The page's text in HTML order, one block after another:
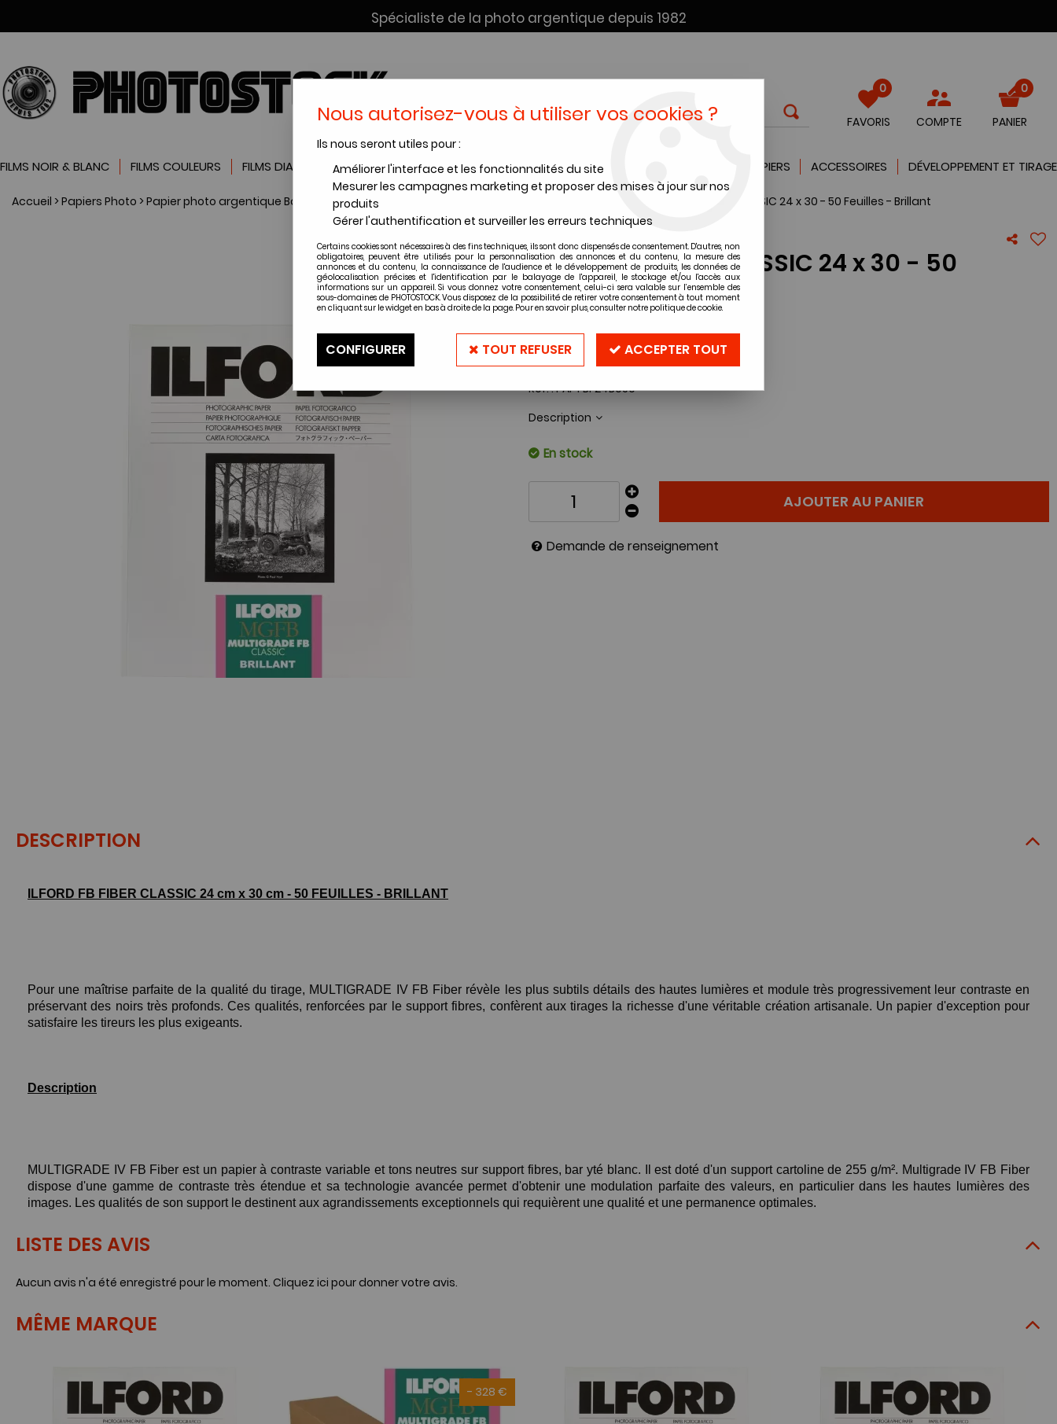
Spécialiste de la photo argentique depuis 1982
0
FAVORIS COMPTE
0
PANIER
FILMS NOIR & BLANC FILMS COULEURS FILMS DIAPOSITIVES SERVICE DÉV. + SCAN INSTANTANÉS PAPIERS ACCESSOIRES DÉVELOPPEMENT ET TIRAGE
Accueil >Papiers Photo >Papier photo argentique Baryté Papier photo argentique Ilford FB Fiber ILFORD FB FIBER CLASSIC 24 x 30 - 50 Feuilles - Brillant
ILFORD FB FIBER CLASSIC 24 x 30 - 50
Feuilles - Brillant
Soyez le premier à donner votre avis !
169, €TTC
Réf. :PAI-FBF24B050
Description
En stock
AJOUTER AU PANIER
Demande de renseignement
DESCRIPTION
ILFORD FB FIBER CLASSIC 24 cm x 30 cm - 50 FEUILLES - BRILLANT
Pour une maîtrise parfaite de la qualité du tirage, MULTIGRADE IV FB Fiber révèle les plus subtils détails des hautes lumières et module très progressivement leur contraste en
préservant des noirs très profonds. Ces qualités, renforcées par le support fibres, confèrent aux tirages la richesse d'une véritable création artisanale. Un papier d'exception pour
satisfaire les tireurs les plus exigeants.
Description
MULTIGRADE IV FB Fiber est un papier à contraste variable et tons neutres sur support fibres, bar yté blanc. Il est doté d'un support cartoline de 255 g/m². Multigrade IV FB Fiber
dispose d'une gamme de contraste très étendue et sa technologie avancée permet d'obtenir une modulation parfaite des valeurs, en particulier dans les hautes lumières des
images. Les qualités de son support le destinent aux agrandissements exceptionnels qui requièrent une qualité et une permanence optimales.
LISTE DES AVIS
Aucun avis n'a été enregistré pour le moment. Cliquez ici pour donner votre avis.
MÊME MARQUE
- 328 €
Nous autorisez-vous à utiliser vos cookies ?
Ils nous seront utiles pour :
Améliorer l'interface et les fonctionnalités du site
Mesurer les campagnes marketing et proposer des mises à jour sur nos
produits
Gérer l'authentification et surveiller les erreurs techniques
Certains cookies sont nécessaires à des fins techniques, ils sont donc dispensés de consentement. D'autres, non
obligatoires, peuvent être utilisés pour la personnalisation des annonces et du contenu, la mesure des
annonces et du contenu, la connaissance de l'audience et le développement de produits, les données de
géolocalisation précises et l'identification par le balayage de l'appareil, le stockage et/ou l'accès aux
informations sur un appareil. Si vous donnez votre consentement, celui-ci sera valable sur l’ensemble des
sous-domaines de PHOTOSTOCK. Vous disposez de la possibilité de retirer votre consentement à tout moment
en cliquant sur le widget en bas à droite de la page. Pour en savoir plus, consulter notre politique de cookie.
CONFIGURER TOUT REFUSER ACCEPTER TOUT